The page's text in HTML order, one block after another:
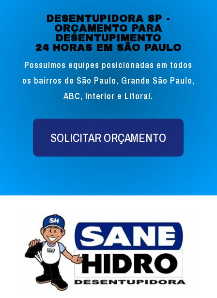
DESENTUPIDORA SP -
ORÇAMENTO PARA
DESENTUPIMENTO
24 HORAS EM SÃO PAULO
Possuímos equipes posicionadas em todos
os bairros de São Paulo, Grande São Paulo,
ABC, Interior e Litoral.
SOLICITAR ORÇAMENTO